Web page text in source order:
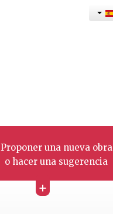
Proponer una nueva obra
o hacer una sugerencia
+